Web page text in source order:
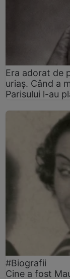
Era adorat de
uriaș. Când a
Parisului l-au
#Biografii
Cine a fost